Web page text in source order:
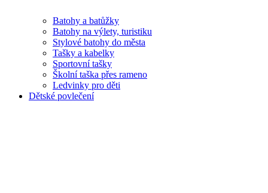
Batohy a batůžky
Batohy na výlety, turistiku
Stylové batohy do města
Tašky a kabelky
Sportovní tašky
Školní taška přes rameno
Ledvinky pro děti
Dětské povlečení